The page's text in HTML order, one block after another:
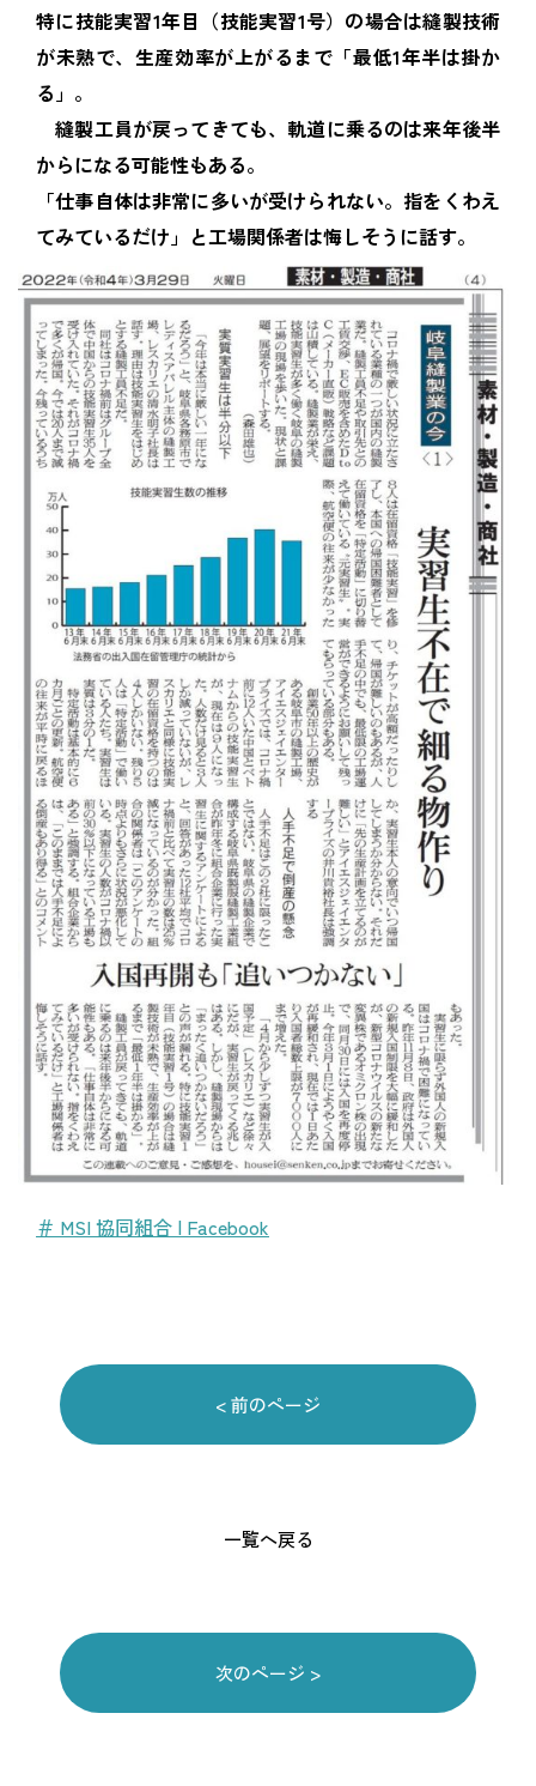
特に技能実習1年目（技能実習1号）の場合は縫製技術
が未熟で、生産効率が上がるまで「最低1年半は掛か
る」。
縫製工員が戻ってきても、軌道に乗るのは来年後半
からになる可能性もある。
「仕事自体は非常に多いが受けられない。指をくわえ
てみているだけ」と工場関係者は悔しそうに話す。
＃ MSI 協同組合 | Facebook
< 前のページ
一覧へ戻る
次のページ >